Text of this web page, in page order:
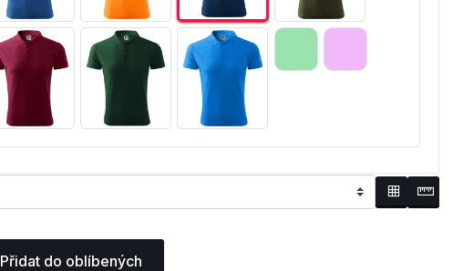
Přidat do oblíbených